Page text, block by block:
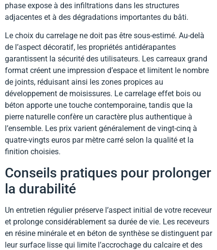
phase expose à des infiltrations dans les structures
adjacentes et à des dégradations importantes du bâti.
Le choix du carrelage ne doit pas être sous-estimé. Au-delà
de l’aspect décoratif, les propriétés antidérapantes
garantissent la sécurité des utilisateurs. Les carreaux grand
format créent une impression d’espace et limitent le nombre
de joints, réduisant ainsi les zones propices au
développement de moisissures. Le carrelage effet bois ou
béton apporte une touche contemporaine, tandis que la
pierre naturelle confère un caractère plus authentique à
l’ensemble. Les prix varient généralement de vingt-cinq à
quatre-vingts euros par mètre carré selon la qualité et la
finition choisies.
Conseils pratiques pour prolonger
la durabilité
Un entretien régulier préserve l’aspect initial de votre receveur
et prolonge considérablement sa durée de vie. Les receveurs
en résine minérale et en béton de synthèse se distinguent par
leur surface lisse qui limite l’accrochage du calcaire et des